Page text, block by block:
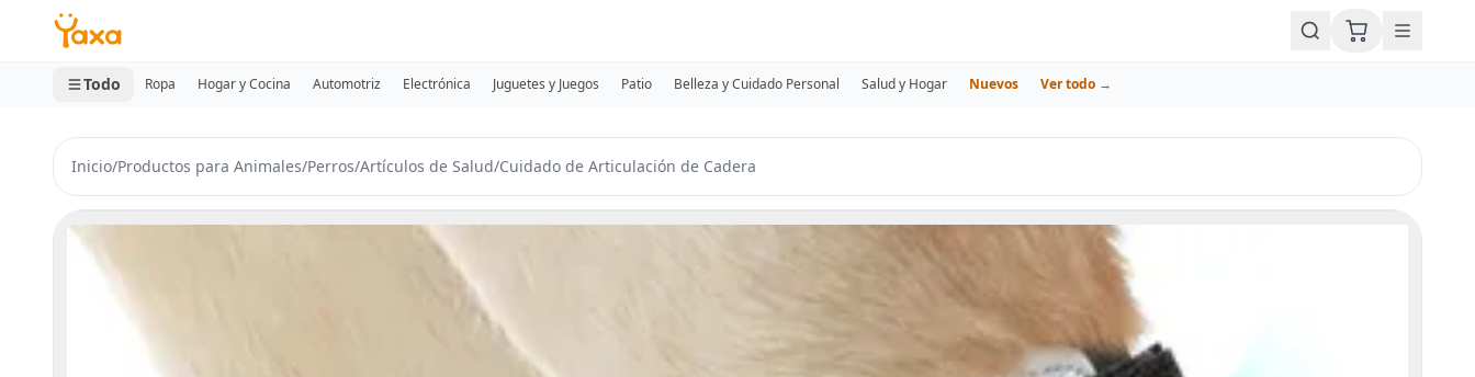
MINI CARRITO
0 productos
Todo Ropa Hogar y Cocina Automotriz Electrónica Juguetes y Juegos Patio Belleza y Cuidado Personal Salud y Hogar Nuevos Ver todo →
Inicio/Productos para Animales/Perros/Artículos de Salud/Cuidado de Articulación de Cadera